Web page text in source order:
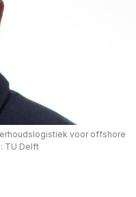
voor offshore
TU Delft